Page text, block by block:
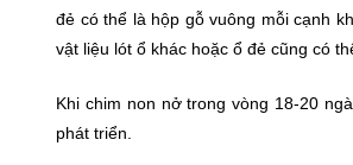
đẻ có thể là hộp gỗ vuông mỗi cạnh
vật liệu lót ổ khác hoặc ổ đẻ cũng có
Khi chim non nở trong vòng 18-20
phát triển.